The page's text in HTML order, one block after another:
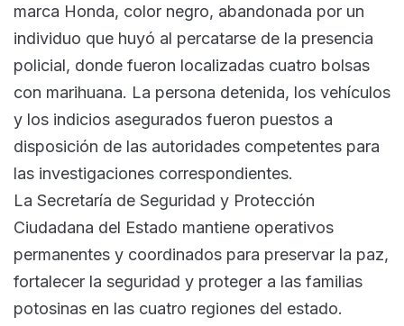
marca Honda, color negro, abandonada por un
individuo que huyó al percatarse de la presencia
policial, donde fueron localizadas cuatro bolsas
con marihuana. La persona detenida, los vehículos
y los indicios asegurados fueron puestos a
disposición de las autoridades competentes para
las investigaciones correspondientes.
La Secretaría de Seguridad y Protección
Ciudadana del Estado mantiene operativos
permanentes y coordinados para preservar la paz,
fortalecer la seguridad y proteger a las familias
potosinas en las cuatro regiones del estado.